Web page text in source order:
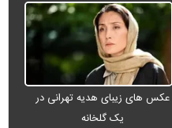
عکس های زیبای هدیه تهرانی در
یک گلخانه